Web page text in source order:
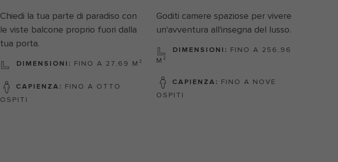
Chiedi la tua parte di paradiso con
le viste balcone proprio fuori dalla
tua porta.
DIMENSIONI: FINO A 27,69 M²
CAPIENZA: FINO A OTTO
OSPITI
Goditi camere spaziose per vivere
un'avventura all'insegna del lusso.
DIMENSIONI: FINO A 256,96
M²
CAPIENZA: FINO A NOVE
OSPITI